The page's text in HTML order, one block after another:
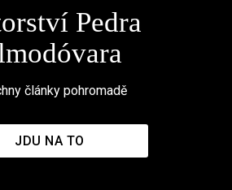
Pedra
články pohromadě
JDU NA TO